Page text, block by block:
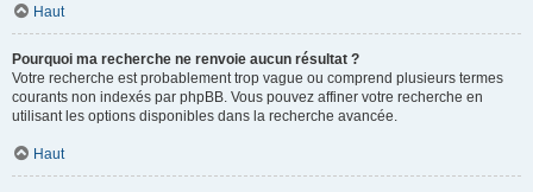
Haut
Pourquoi ma recherche ne renvoie aucun résultat ?
Votre recherche est probablement trop vague ou comprend plusieurs termes
courants non indexés par phpBB. Vous pouvez affiner votre recherche en
utilisant les options disponibles dans la recherche avancée.
Haut